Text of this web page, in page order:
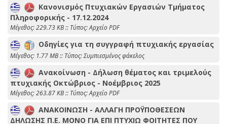
Κανονισμός Πτυχιακών Εργασιών Τμήματος
Πληροφορικής - 17.12.2024
Mέγεθος: 229.73 KB :: Τύπος: Αρχείο PDF
Οδηγίες για τη συγγραφή πτυχιακής εργασίας
Mέγεθος: 1.77 MB :: Τύπος: Συμπιεσμένος φάκελος
Ανακοίνωση - Δήλωση θέματος και τριμελούς
πτυχιακής Οκτώβριος - Νοέμβριος 2025
Mέγεθος: 263.87 KB :: Τύπος: Αρχείο PDF
ΑΝΑΚΟΙΝΩΣΗ - ΑΛΛΑΓΗ ΠΡΟΫΠΟΘΕΣΕΩΝ
ΔΗΛΩΣΗΣ Π.Ε. ΜΟΝΟ ΓΙΑ ΕΠΙ ΠΤΥΧΙΩ ΦΟΙΤΗΤΕΣ ΠΟΥ